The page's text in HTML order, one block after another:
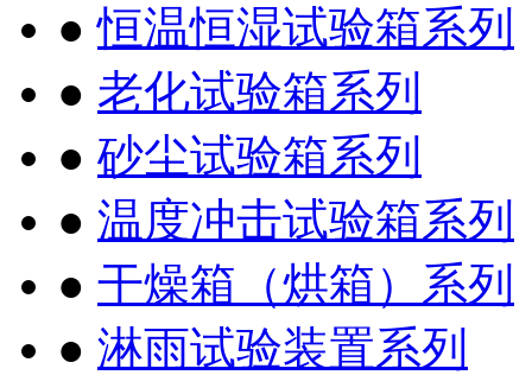
●恒温恒湿试验箱系列
● 老化试验箱系列
● 砂尘试验箱系列
● 温度冲击试验箱系列
● 干燥箱（烘箱）系列
● 淋雨试验装置系列